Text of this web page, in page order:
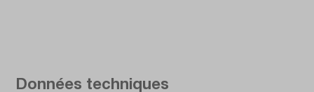
Données techniques